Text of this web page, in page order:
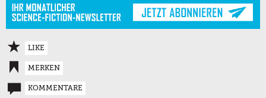
LIKE
MERKEN
KOMMENTARE